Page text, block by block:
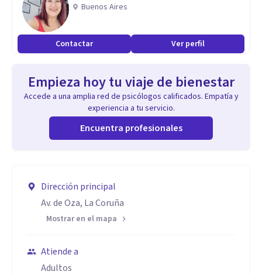
Buenos Aires
Contactar Ver perfil
Empieza hoy tu viaje de bienestar
Accede a una amplia red de psicólogos calificados. Empatía y
experiencia a tu servicio.
Encuentra profesionales
Dirección principal
Av. de Oza, La Coruña
Mostrar en el mapa
Atiende a
Adultos